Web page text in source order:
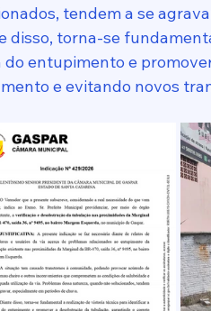
tendem a se
disso, torna-se
do entupimento e
e evitando novos